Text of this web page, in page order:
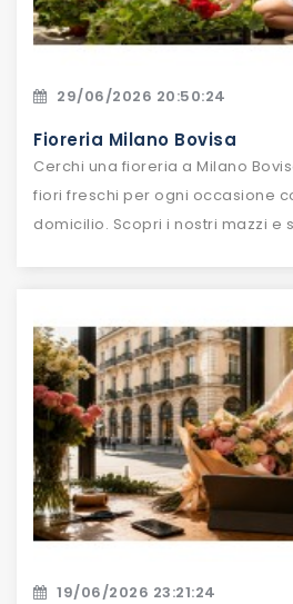
29/06/2026 20:50:24
Fioreria Milano Bovisa
Cerchi una fioreria a Milano
fiori freschi per ogni occasione
domicilio. Scopri i nostri mazzi e
19/06/2026 23:21:24